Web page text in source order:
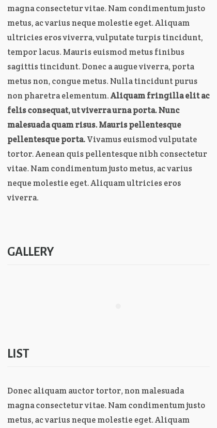
magna consectetur vitae. Nam condimentum justo
metus, ac varius neque molestie eget. Aliquam
ultricies eros viverra, vulputate turpis tincidunt,
tempor lacus. Mauris euismod metus finibus
sagittis tincidunt. Donec a augue viverra, porta
metus non, congue metus. Nulla tincidunt purus
non pharetra elementum.Aliquam fringilla elit ac
felis consequat, ut viverra urna porta. Nunc
malesuada quam risus. Mauris pellentesque
pellentesque porta.Vivamus euismod vulputate
tortor. Aenean quis pellentesque nibh consectetur
vitae. Nam condimentum justo metus, ac varius
neque molestie eget. Aliquam ultricies eros
viverra.
GALLERY
LIST
Donec aliquam auctor tortor, non malesuada
magna consectetur vitae. Nam condimentum justo
metus, ac varius neque molestie eget. Aliquam